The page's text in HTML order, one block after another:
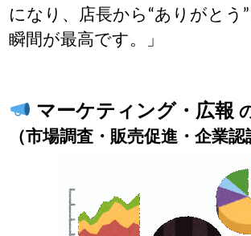
になり、店長から“ありがとう
瞬間が最高です。」
マーケティング・広報
（市場調査・販売促進・企業認